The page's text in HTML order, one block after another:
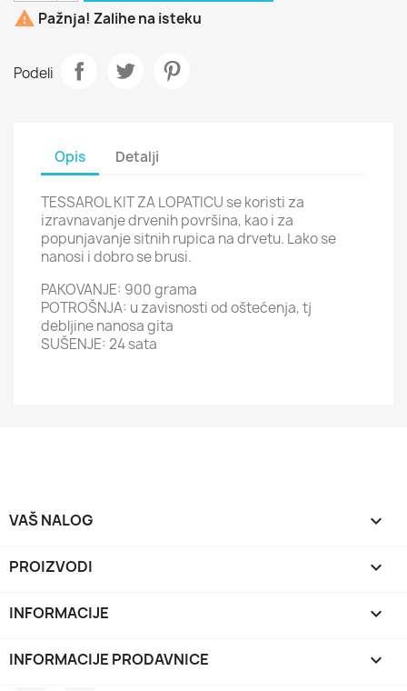
 Pažnja! Zalihe na isteku
Podeli
Opis Detalji
TESSAROL KIT ZA LOPATICU se koristi za
izravnavanje drvenih površina, kao i za
popunjavanje sitnih rupica na drvetu. Lako se
nanosi i dobro se brusi.
PAKOVANJE: 900 grama
POTROŠNJA: u zavisnosti od oštećenja, tj
debljine nanosa gita
SUŠENJE: 24 sata
VAŠ NALOG 
PROIZVODI 
INFORMACIJE 
INFORMACIJE PRODAVNICE keyboard_arrow_down